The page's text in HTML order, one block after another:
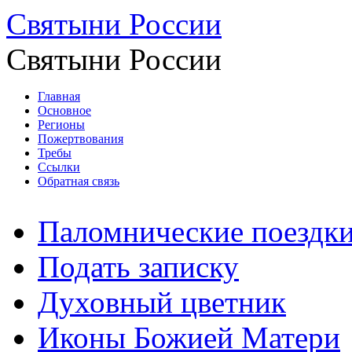
Святыни России
Святыни России
Главная
Основное
Регионы
Пожертвования
Требы
Ссылки
Обратная связь
Паломнические
Подать записку
Духовный цветник
Иконы Божией Матери